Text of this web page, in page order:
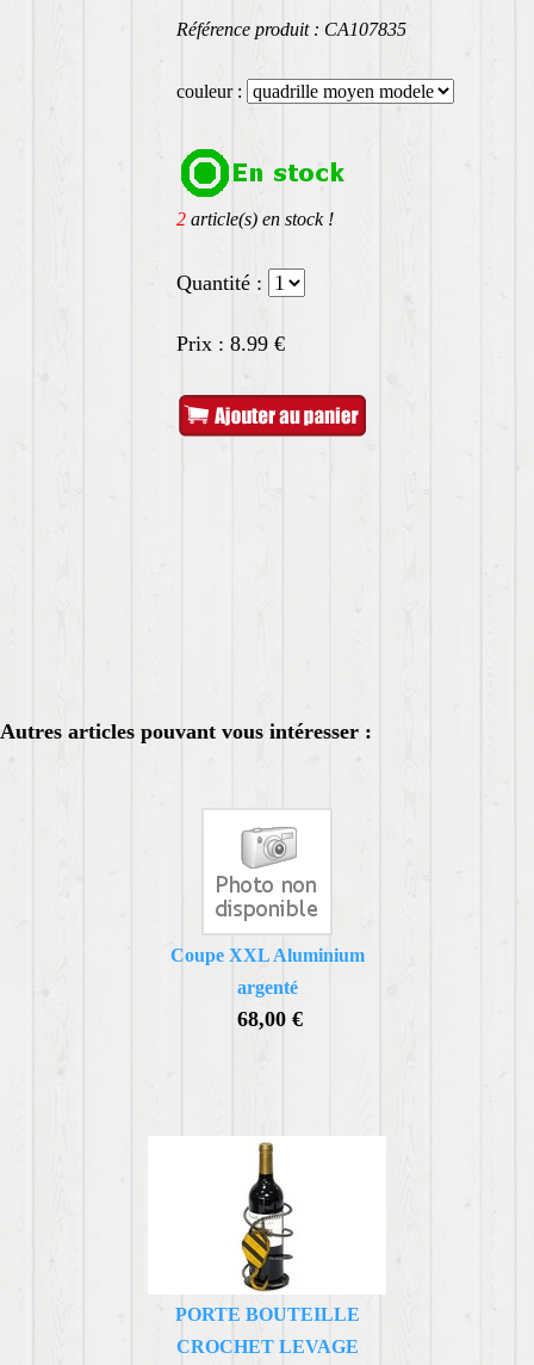
Référence produit : CA107835
couleur :
2 article(s) en stock !
Quantité :
Prix : 8.99 €
Autres articles pouvant vous intéresser :
Coupe XXL Aluminium
argenté
68,00 €
PORTE BOUTEILLE
CROCHET LEVAGE